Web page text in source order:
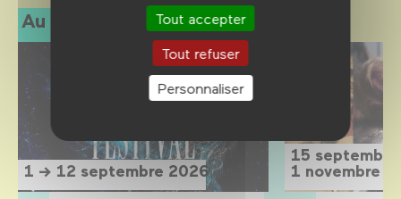
Tout accepter
Tout refuser
Personnaliser
Au programme
1 → 12 septembre 2026
15
1 novembre